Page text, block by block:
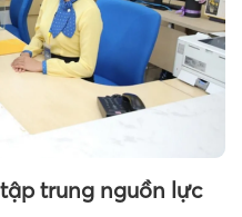
trung nguồn lực